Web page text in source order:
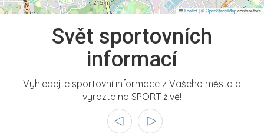
Leaflet|©OpenStreetMapcontributors
Svět sportovních
informací
Vyhledejte sportovní informace z Vašeho města a
vyrazte na SPORT živě!